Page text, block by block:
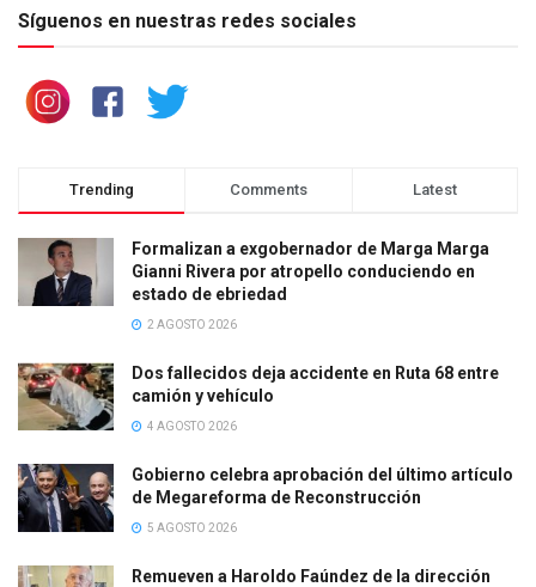
Síguenos en nuestras redes sociales
Trending Comments Latest
Formalizan a exgobernador de Marga Marga
Gianni Rivera por atropello conduciendo en
estado de ebriedad
2 AGOSTO 2026
Dos fallecidos deja accidente en Ruta 68 entre
camión y vehículo
4 AGOSTO 2026
Gobierno celebra aprobación del último artículo
de Megareforma de Reconstrucción
5 AGOSTO 2026
Remueven a Haroldo Faúndez de la dirección